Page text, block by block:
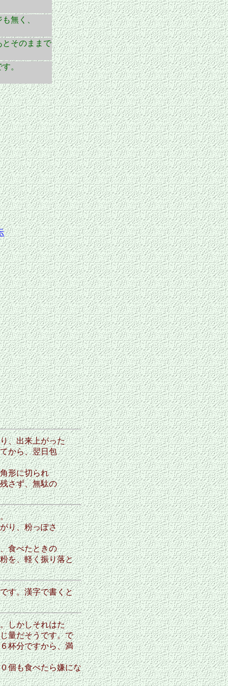
無く、
とそのままで
。
、出来上がった
から、翌日包
形に切られ
さず、無駄の
り、粉っぽさ
食べたときの
を、軽く振り落と
す。漢字で書くと
しかしそれはた
量だそうです。で
杯分ですから、満
個も食べたら嫌にな